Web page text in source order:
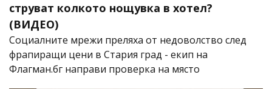
струват колкото нощувка в хотел?
(ВИДЕО)
Социалните мрежи преляха от недоволство след
фрапиращи цени в Стария град - екип на
Флагман.бг направи проверка на място